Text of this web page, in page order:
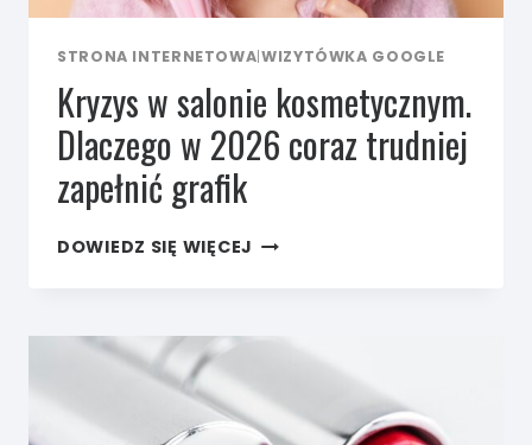
STRONA INTERNETOWA|WIZYTÓWKA GOOGLE
Kryzys w salonie kosmetycznym.
Dlaczego w 2026 coraz trudniej
zapełnić grafik
DOWIEDZ SIĘ WIĘCEJ KRYZYS
W 2026
ZAPEŁNIĆ
GRAFIK